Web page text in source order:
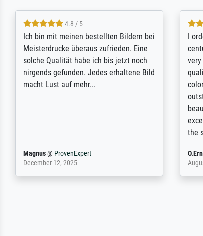
5 / 5
Rundum positive Erfahrung. Die
Ausführung des Auftrags hat eine Weile
gedauert, die angekündigte Lieferzeit
wurde aber letztlich sogar etwas
unterschritten. Die Qualität des Papiers
Dr.@ProvenExpert
February 3, 2026
The
will
April